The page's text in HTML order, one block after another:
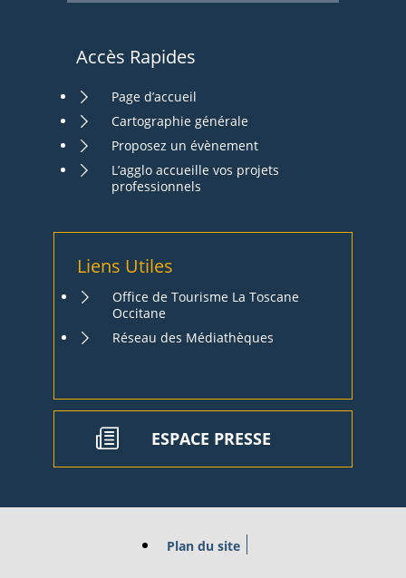
Accès Rapides
Page d’accueil
Cartographie générale
Proposez un évènement
L’agglo accueille vos projets
professionnels
Liens Utiles
Office de Tourisme La Toscane
Occitane
Réseau des Médiathèques
ESPACE PRESSE
Plan du site